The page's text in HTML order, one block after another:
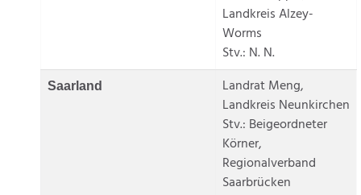
Landkreis Alzey-
Worms
Stv.: N. N.
Saarland
Landrat Meng,
Landkreis Neunkirchen
Stv.: Beigeordneter
Körner,
Regionalverband
Saarbrücken